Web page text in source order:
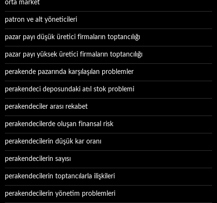
orta market
patron ve alt yöneticileri
pazar payı düşük üretici firmaların toptancılığı
pazar payı yüksek üretici firmaların toptancılığı
perakende pazarında karşılaşılan problemler
perakendeci deposundaki atıl stok problemi
perakendeciler arası rekabet
perakendecilerde oluşan finansal risk
perakendecilerin düşük kar oranı
perakendecilerin sayısı
perakendecilerin toptancılarla ilişkileri
perakendecilerin yönetim problemleri